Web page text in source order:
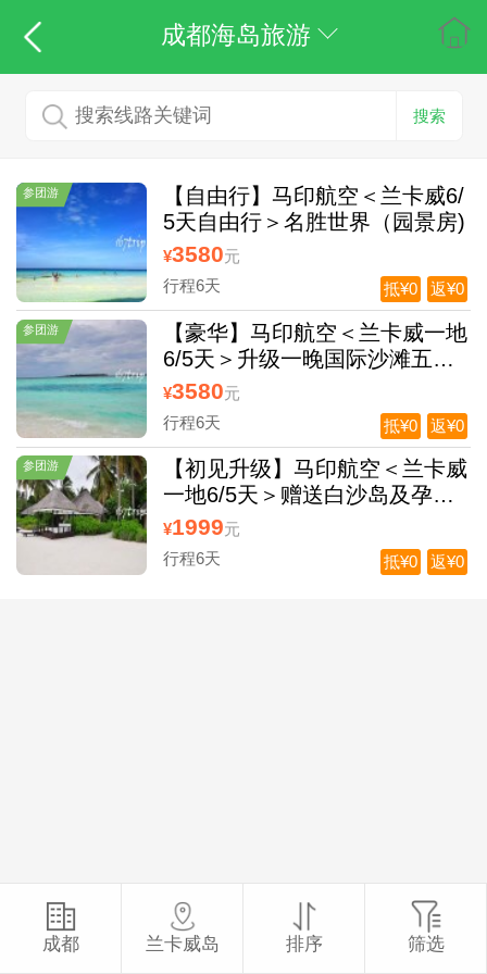
成都海岛旅游
搜索
参团游
【自由行】马印航空＜兰卡威6/
5天自由行＞名胜世界（园景房)
¥3580元
行程6天
返¥0
抵¥0
参团游
【豪华】马印航空＜兰卡威一地
6/5天＞升级一晚国际沙滩五星
度假村+高空缆车
¥3580元
行程6天
返¥0
抵¥0
参团游
【初见升级】马印航空＜兰卡威
一地6/5天＞赠送白沙岛及孕妇
岛+双沙滩体验
¥1999元
行程6天
返¥0
抵¥0
成都 兰卡威岛 排序 筛选